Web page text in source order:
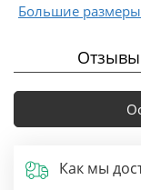
Большие размеры
Отзывы
Как мы